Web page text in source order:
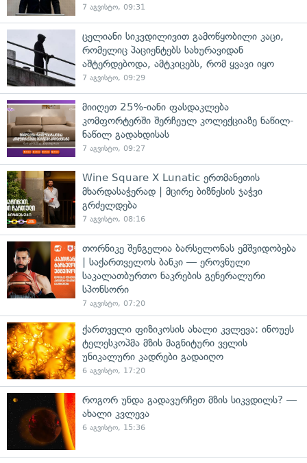
7 აგვისტო, 09:31
ცელიანი სიკვდილივით გამოწყობილი კაცი,
რომელიც პაციენტებს სახურავიდან
აშტერდებოდა, ამტკიცებს, რომ ყვავი იყო
7 აგვისტო, 09:29
მიიღეთ 25%-იანი ფასდაკლება
კომფორტერში შერჩეულ კოლექციაზე ნაწილ-
ნაწილ გადახდისას
7 აგვისტო, 09:27
Wine Square X Lunatic ერთმანეთის
მხარდასაჭერად | მცირე ბიზნესის ჯაჭვი
გრძელდება
7 აგვისტო, 08:16
თორნიკე შენგელია ბარსელონას ემშვიდობება
| საქართველოს ბანკი — ეროვნული
საკალათბურთო ნაკრების გენერალური
სპონსორი
7 აგვისტო, 07:20
ქართველი ფიზიკოსის ახალი კვლევა: ინოუეს
ტელესკოპმა მზის მაგნიტური ველის
უნიკალური კადრები გადაიღო
6 აგვისტო, 17:20
როგორ უნდა გადავურჩეთ მზის სიკვდილს? —
ახალი კვლევა
6 აგვისტო, 15:36